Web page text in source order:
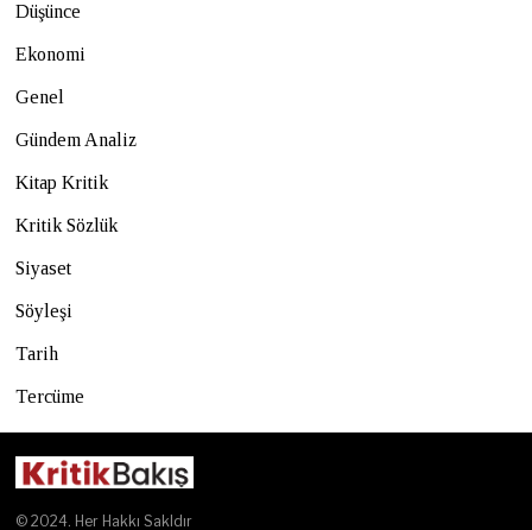
Düşünce
Ekonomi
Genel
Gündem Analiz
Kitap Kritik
Kritik Sözlük
Siyaset
Söyleşi
Tarih
Tercüme
© 2024. Her Hakkı Sakldır